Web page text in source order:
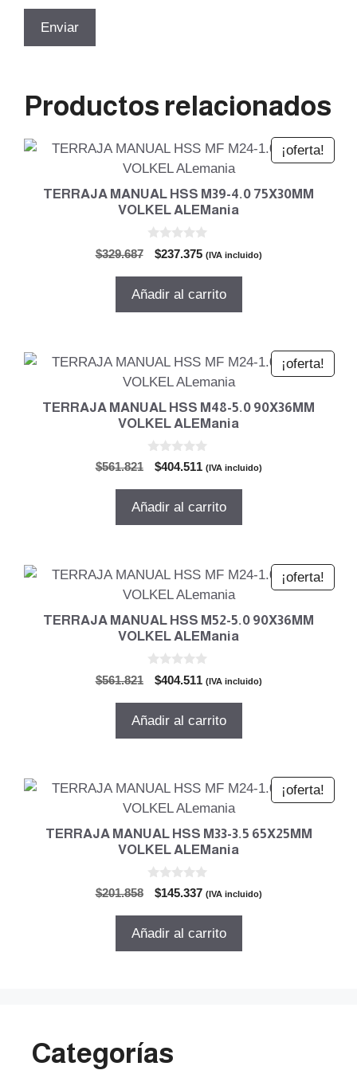
Productos relacionados
¡oferta!
TERRAJA MANUAL HSS M39-4.0 75X30MM
VOLKEL ALEMania
$329.687
El
original
$237.375El
actual
(IVA incluido)
Añadir al carrito
¡oferta!
TERRAJA MANUAL HSS M48-5.0 90X36MM
VOLKEL ALEMania
$561.821
El
original
$404.511El
actual
(IVA incluido)
Añadir al carrito
¡oferta!
TERRAJA MANUAL HSS M52-5.0 90X36MM
VOLKEL ALEMania
$561.821
El
original
$404.511 El
actual
(IVA incluido)
Añadir al carrito
¡oferta!
TERRAJA MANUAL HSS M33-3.5 65X25MM
VOLKEL ALEMania
$201.858
El
original
$145.337El
actual
(IVA incluido)
Añadir al carrito
Categorías